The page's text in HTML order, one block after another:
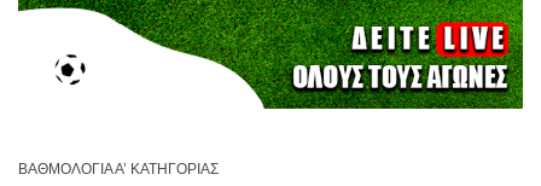
ΒΑΘΜΟΛΟΓΊΑ Α’ ΚΑΤΗΓΟΡΊΑΣ